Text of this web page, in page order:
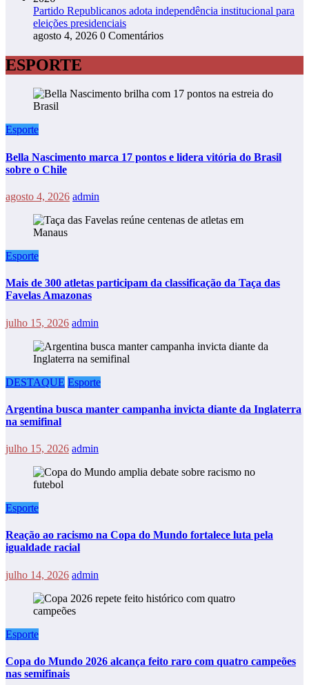
Partido Republicanos adota independência institucional para
eleições presidenciais
agosto 4, 2026 0 Comentários
ESPORTE
Esporte
Bella Nascimento marca 17 pontos e lidera vitória do Brasil
sobre o Chile
agosto 4, 2026 admin
Esporte
Mais de 300 atletas participam da classificação da Taça das
Favelas Amazonas
julho 15, 2026 admin
DESTAQUE Esporte
Argentina busca manter campanha invicta diante da Inglaterra
na semifinal
julho 15, 2026 admin
Esporte
Reação ao racismo na Copa do Mundo fortalece luta pela
igualdade racial
julho 14, 2026 admin
Esporte
Copa do Mundo 2026 alcança feito raro com quatro campeões
nas semifinais